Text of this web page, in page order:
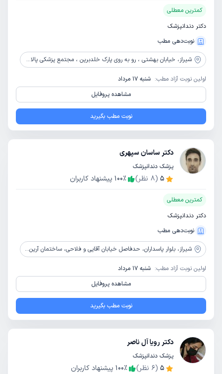
کمترین معطلی
دکتر دندانپزشک
نوبت‌دهی مطب
شیراز، خیابان بهشتی ، رو به روی پارک خلدبرین ، مجتمع پزشکی پالادیوم ، بلوک یک ، طبقه 3، واحد 131
اولین نوبت آزاد مطب: شنبه 17 مرداد
مشاهده پروفایل
نوبت مطب بگیرید
دکتر ساسان سپهری
پزشک دندانپزشک
5
(
8 نظر) 100٪ پیشنهاد کاربران
کمترین معطلی
دکتر دندانپزشک
نوبت‌دهی مطب
شیراز، بلوار پاسداران، حدفاصل خیابان آقایی و فلاحی، ساختمان آرین 7، طبقه 1، واحد 1
اولین نوبت آزاد مطب: شنبه 17 مرداد
مشاهده پروفایل
نوبت مطب بگیرید
دکتر رویا آل ناصر
پزشک دندانپزشک
5
(
6 نظر) 100٪ پیشنهاد کاربران